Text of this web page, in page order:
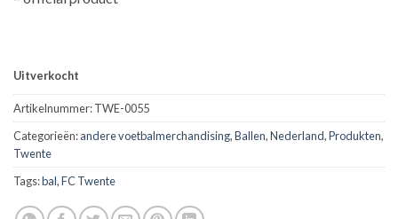
Uitverkocht
Artikelnummer:TWE-0055
Categorieën:andere voetbalmerchandising,Ballen,Nederland,Produkten,
Twente
Tags:bal,FC Twente